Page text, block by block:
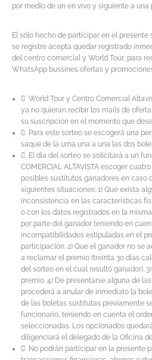
por medio de un en vivo y siguiente a una
El sólo hecho de participar en el
se registre acepta quedar registrado
del centro comercial y World Tour, para
WhatsApp bussines ofertas y
 World Tour y Centro Comercial
ya no quieran recibir los mails de
su suscripción en el momento que
 Para este sorteo se escogerá una
saque de la urna una a una las dos
 El día del sorteo se solicitará a un
COMERCIAL ALTAVISTA escoger
posibles sustitutos ganadores en caso
siguientes situaciones: 1) Que exista
inconsistencia en las características
o con los datos registrados en la
por parte del ganador teniendo en
incompatibilidades estipuladas en el
participación. 2) Que el ganador no se
a reclamar el premio (treinta 30 días
del sorteo en el cual resultó ganador).
premio. 4) De presentarse alguna de
procederá a anular de inmediato la
de las boletas sustitutas previamente
funcionario, teniendo en cuenta el
seleccionadas. Los opcionados
diligenciará el delegado de la Oficina
 No podrán participar en la presente